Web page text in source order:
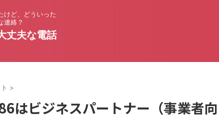
けど、どういった
連絡？
丈夫な電話
>
はビジネスパートナー（事業者